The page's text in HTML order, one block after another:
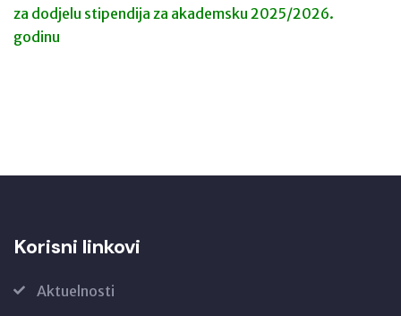
za dodjelu stipendija za akademsku 2025/2026.
godinu
Korisni linkovi
Aktuelnosti